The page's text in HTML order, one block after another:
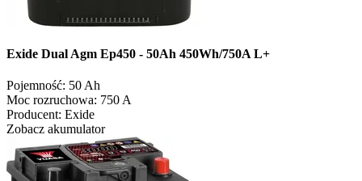
Exide Dual Agm Ep450 - 50Ah 450Wh/750A L+
Pojemność: 50 Ah
Moc rozruchowa: 750 A
Producent: Exide
Zobacz akumulator